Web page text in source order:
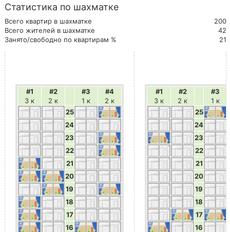
Статистика по шахматке
200
Всего квартир в шахматке
42
Всего жителей в шахматке
21
Занято/свободно по квартирам %
#1
3 к
#2
2 к
#3
1 к
#4
2 к
25
24
23
22
21
20
19
18
17
16
#1
3 к
#2
2 к
#3
1 к
25
24
23
22
21
20
19
18
17
16